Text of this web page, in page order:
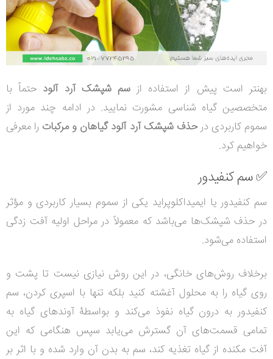
بهنتر است پیش از استفاده ازسم شپشک آرد آلود حتماً با
متخصصین گیاه شناسی مشورت نمایید.در ادامه چند مورد از
سموم کاربردی درحذف شپشک آرد آلود گیاهان و مرکبات را معرفی
خواهیم کرد.
✅سم کنفیدور
سم کنفیدور یا ایمیداکلوپراید یکی از سموم بسیار کاربردی و مؤثر
در حذف شپشک‌ها می‌باشد که معمولاً در مراحل اولیه آفت زدگی
استفاده می‌شود.
برخلاف روش‌های خانگی، در این روش نیازی نیست تا پشت و
روی گیاه را به محلول آغشته کنید بلکه تنها با اسپری کردن، سم
کنفیدور به درون گیاه نفوذ می‌کند و بواسطۀ آوندهای گیاه به
تمامی قسمت‌های آن گسترش می‌یابد سپس هنگامی که این
آفت مکنده از گیاه تغذیه کند، سم به بدن آن وارد شده و با اثر بر